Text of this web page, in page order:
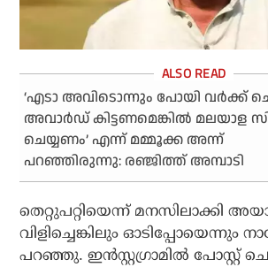
‘എടാ അവിടൊന്നും പോയി വർക്ക്
അവാർഡ് കിട്ടണമെങ്കിൽ മലയാള
ചെയ്യണം’ എന്ന് മമ്മൂക്ക അന്ന്
പറഞ്ഞിരുന്നു: രഞ്ജിത്ത് അമ്പാടി
തെറ്റുപറ്റിയെന്ന് മനസിലാക്കി
വിളിച്ചെങ്കിലും ഓടിപ്പോയെന്നും
പറഞ്ഞു. ഇന്‍സ്റ്റഗ്രാമില്‍ പോസ്റ്റ്